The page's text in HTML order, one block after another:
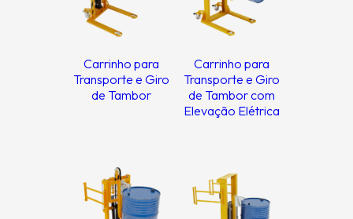
Carrinho para
Transporte e Giro
de Tambor
Carrinho para
Transporte e Giro
de Tambor com
Elevação Elétrica